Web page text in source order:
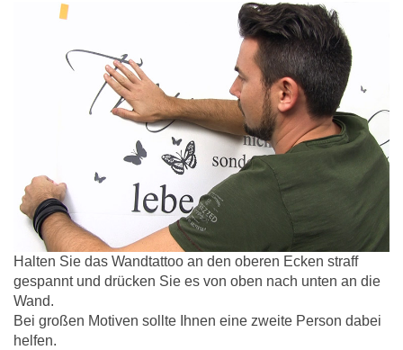
Halten Sie das Wandtattoo an den oberen Ecken straff
gespannt und drücken Sie es von oben nach unten an die
Wand.
Bei großen Motiven sollte Ihnen eine zweite Person dabei
helfen.